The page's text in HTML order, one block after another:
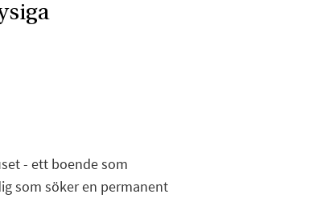
- ett boende som
som söker en permanent